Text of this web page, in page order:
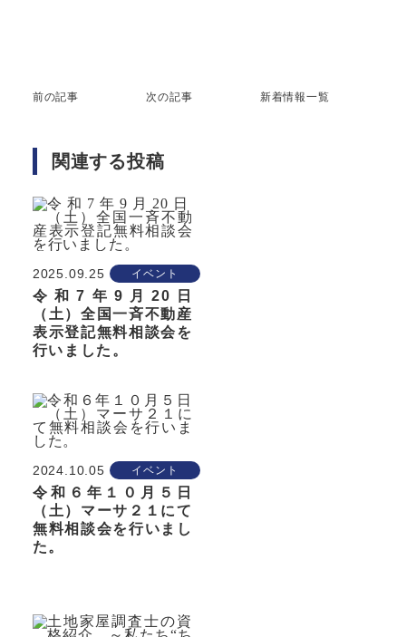
前の記事 次の記事 新着情報一覧
関連する投稿
2025.09.25 イベント
令和7年9月20日
（土）全国一斉不動産
表示登記無料相談会を
行いました。
2024.10.05 イベント
令和６年１０月５日
（土）マーサ２１にて
無料相談会を行いまし
た。